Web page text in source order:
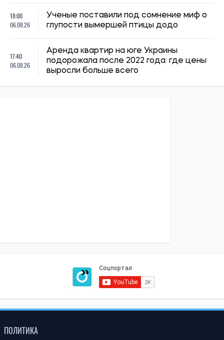
18:00
06.08.26
Ученые поставили под сомнение миф о
глупости вымершей птицы додо
17:40
06.08.26
Аренда квартир на юге Украины
подорожала после 2022 года: где цены
выросли больше всего
ПОЛИТИКА